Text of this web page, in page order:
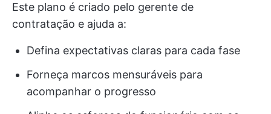
Este plano é criado pelo gerente de
contratação e ajuda a:
Defina expectativas claras para cada fase
Forneça marcos mensuráveis para
acompanhar o progresso